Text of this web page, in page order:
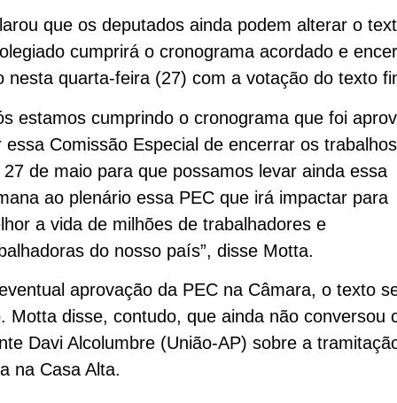
que os deputados ainda podem alterar o
cumprirá o cronograma acordado e
nesta quarta-feira (27) com a votação do texto
estamos cumprindo o cronograma que foi
essa Comissão Especial de encerrar os
27 de maio para que possamos levar ainda essa
ao plenário essa PEC que irá impactar para
a vida de milhões de trabalhadores e
do nosso país”, disse Motta.
aprovação da PEC na Câmara, o texto
Motta disse, contudo, que ainda não conversou
Davi Alcolumbre (União-AP) sobre a
na Casa Alta.